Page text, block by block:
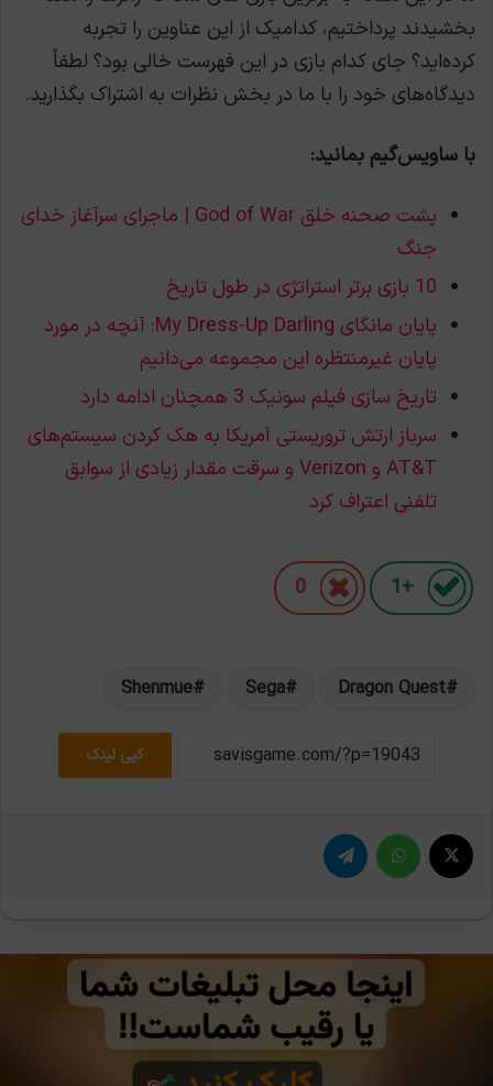
بخشیدند پرداختیم، کدامیک از این عناوین را تجربه
کرده‌اید؟ جای کدام بازی در این فهرست خالی بود؟ لطفاً
دیدگاه‌های خود را با ما در بخش نظرات به اشتراک بگذارید.
با ساویس‌گیم بمانید:
پشت صحنه خلق God of War | ماجرای سرآغاز خدای
جنگ
10 بازی برتر استراتژی در طول تاریخ
پایان مانگای My Dress-Up Darling: آنچه در مورد
پایان غیرمنتظره این مجموعه می‌دانیم
تاریخ سازی فیلم سونیک 3 همچنان ادامه دارد
سرباز ارتش تروریستی آمریکا به هک کردن سیستم‌های
AT&T و Verizon و سرقت مقدار زیادی از سوابق
تلفنی اعتراف کرد
+1
0
Dragon Quest
Sega
Shenmue
کپی لینک